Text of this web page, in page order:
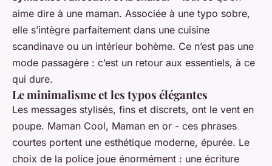
aime dire à une maman. Associée à une typo sobre,
elle s’intègre parfaitement dans une cuisine
scandinave ou un intérieur bohème. Ce n’est pas une
mode passagère : c’est un retour aux essentiels, à ce
qui dure.
Le minimalisme et les typos élégantes
Les messages stylisés, fins et discrets, ont le vent en
poupe. Maman Cool, Maman en or - ces phrases
courtes portent une esthétique moderne, épurée. Le
choix de la police joue énormément : une écriture